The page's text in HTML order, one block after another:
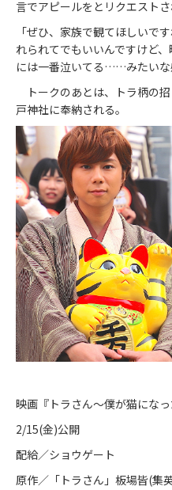
言でアピールをとリクエスト
「ぜひ、家族で観てほしいで
れられてでもいいんですけど
には一番泣いてる……みたいな
トークのあとは、トラ柄の
戸神社に奉納される。
映画『トラさん〜僕が猫になっ
2/15(金)公開
配給／ショウゲート
原作／「トラさん」板場皆(集